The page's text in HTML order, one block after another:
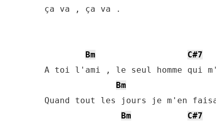
ça va , ça va .
Bm C#7
A toi l'ami , le seul
Bm
Quand tout les jours je m'en
Bm
C#7